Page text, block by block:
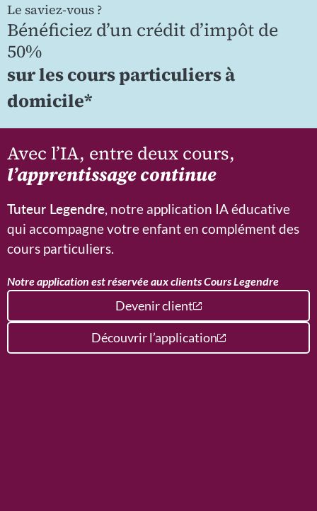
Le saviez-vous ?
Bénéficiez d’un crédit d’impôt de
50%
sur les cours particuliers à
domicile*
Avec l’IA, entre deux cours,
l’apprentissage continue
Tuteur Legendre, notre application IA éducative
qui accompagne votre enfant en complément des
cours particuliers.
Notre application est réservée aux clients Cours Legendre
Devenir client
Découvrir l’application